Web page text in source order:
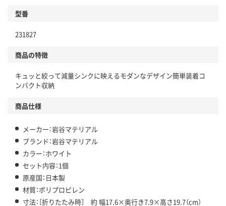
型番
231827
商品の特徴
キュッと絞って減量シンクに映えるモダンなデザイン簡単装着コ
ンパクト収納
商品仕様
メーカー：岩谷マテリアル
ブランド：岩谷マテリアル
カラー：ホワイト
セット内容：1個
原産国：日本製
材質：ポリプロピレン
寸法：［折りたたみ時］ 約 幅17.6×奥行き7.9×高さ19.7（cm）